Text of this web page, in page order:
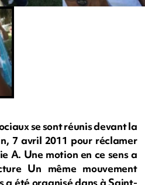
se sont réunis devant la
7 avril 2011 pour réclamer
A. Une motion en ce sens a
Un même mouvement